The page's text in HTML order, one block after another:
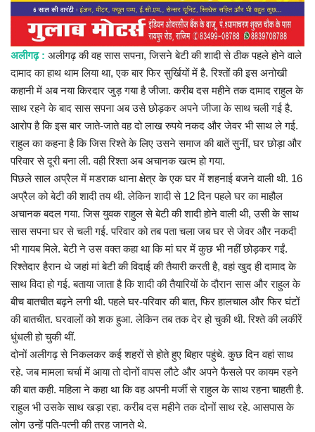
अलीगढ़ : अलीगढ़ की वह सास सपना, जिसने बेटी की शादी से ठीक पहले होने वाले
दामाद का हाथ थाम लिया था, एक बार फिर सुर्खियों में है. रिश्तों की इस अनोखी
कहानी में अब नया किरदार जुड़ गया है जीजा. करीब दस महीने तक दामाद राहुल के
साथ रहने के बाद सास सपना अब उसे छोड़कर अपने जीजा के साथ चली गई है.
आरोप है कि इस बार जाते-जाते वह दो लाख रुपये नकद और जेवर भी साथ ले गई.
राहुल का कहना है कि जिस रिश्ते के लिए उसने समाज की बातें सुनीं, घर छोड़ा और
परिवार से दूरी बना ली. वही रिश्ता अब अचानक खत्म हो गया.
पिछले साल अप्रैल में मडराक थाना क्षेत्र के एक घर में शहनाई बजने वाली थी. 16
अप्रैल को बेटी की शादी तय थी. लेकिन शादी से 12 दिन पहले घर का माहौल
अचानक बदल गया. जिस युवक राहुल से बेटी की शादी होने वाली थी, उसी के साथ
सास सपना घर से चली गई. परिवार को तब पता चला जब घर से जेवर और नकदी
भी गायब मिले. बेटी ने उस वक्त कहा था कि मां घर में कुछ भी नहीं छोड़कर गईं.
रिश्तेदार हैरान थे जहां मां बेटी की विदाई की तैयारी करती है, वहां खुद ही दामाद के
साथ विदा हो गई. बताया जाता है कि शादी की तैयारियों के दौरान सास और राहुल के
बीच बातचीत बढ़ने लगी थी. पहले घर-परिवार की बात, फिर हालचाल और फिर घंटों
की बातचीत. घरवालों को शक हुआ. लेकिन तब तक देर हो चुकी थी. रिश्ते की लकीरें
धुंधली हो चुकी थीं.
दोनों अलीगढ़ से निकलकर कई शहरों से होते हुए बिहार पहुंचे. कुछ दिन वहां साथ
रहे. जब मामला चर्चा में आया तो दोनों वापस लौटे और अपने फैसले पर कायम रहने
की बात कही. महिला ने कहा था कि वह अपनी मर्जी से राहुल के साथ रहना चाहती है.
राहुल भी उसके साथ खड़ा रहा. करीब दस महीने तक दोनों साथ रहे. आसपास के
लोग उन्हें पति-पत्नी की तरह जानते थे.